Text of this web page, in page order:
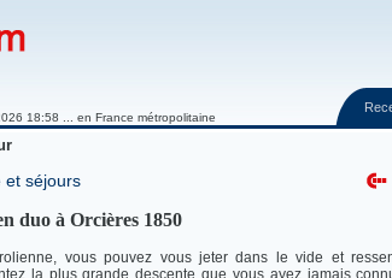
18:58 ... en France métropolitaine
et séjours
duo à Orcières 1850
vous pouvez vous jeter dans le vide et
la plus grande descente que vous ayez jamais